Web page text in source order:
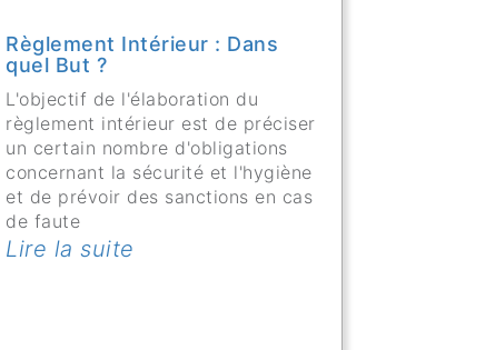
Règlement Intérieur : Dans
quel But ?
L'objectif de l'élaboration du
règlement intérieur est de préciser
un certain nombre d'obligations
concernant la sécurité et l'hygiène
et de prévoir des sanctions en cas
de faute
Lire la suite